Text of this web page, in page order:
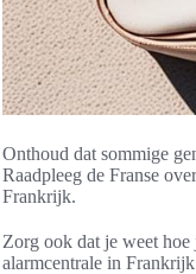
Onthoud dat sommige
Raadpleeg de Franse
Frankrijk.
Zorg ook dat je weet
alarmcentrale in